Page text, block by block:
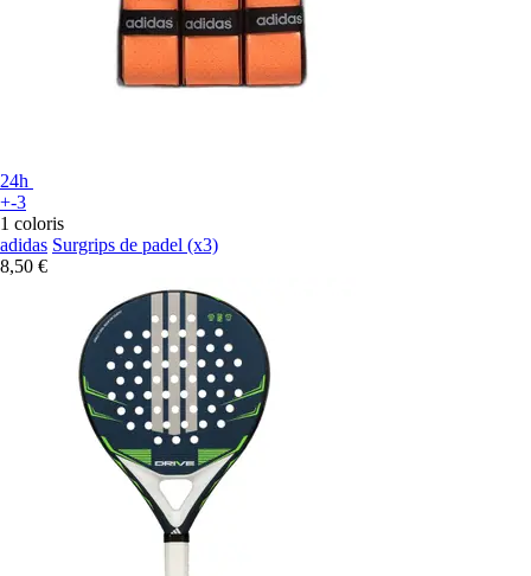
24h
+-3
1 coloris
adidas Surgrips de padel (x3)
8,50 €